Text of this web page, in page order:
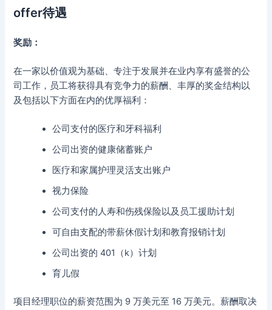
offer待遇
奖励：
在一家以价值观为基础、专注于发展并在业内享有盛誉的公
司工作，员工将获得具有竞争力的薪酬、丰厚的奖金结构以
及包括以下方面在内的优厚福利：
公司支付的医疗和牙科福利
公司出资的健康储蓄账户
医疗和家属护理灵活支出账户
视力保险
公司支付的人寿和伤残保险以及员工援助计划
可自由支配的带薪休假计划和教育报销计划
公司出资的 401（k）计划
育儿假
项目经理职位的薪资范围为 9 万美元至 16 万美元。薪酬取决